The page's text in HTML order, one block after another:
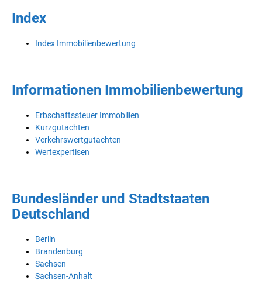
Index
Index Immobilienbewertung
Informationen Immobilienbewertung
Erbschaftssteuer Immobilien
Kurzgutachten
Verkehrswertgutachten
Wertexpertisen
Bundesländer und Stadtstaaten
Deutschland
Berlin
Brandenburg
Sachsen
Sachsen-Anhalt